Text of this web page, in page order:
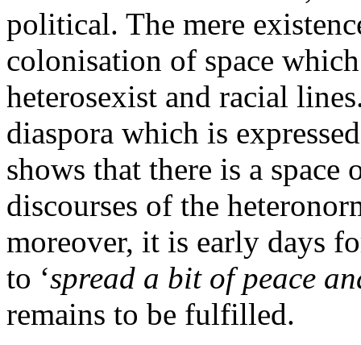
political. The mere
colonisation of space
heterosexist and racial
diaspora which is
shows that there is a space
discourses of the
moreover, it is early days
to ‘spread a bit of peace
remains to be fulfilled.